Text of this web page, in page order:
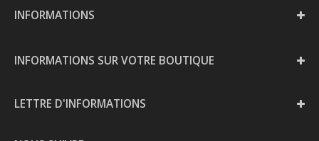
INFORMATIONS
INFORMATIONS SUR VOTRE BOUTIQUE
LETTRE D'INFORMATIONS